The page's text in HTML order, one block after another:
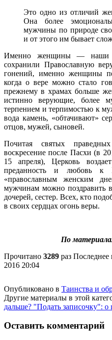
Это одно из отличий
Она более
мужчины по природе
и от этого им бывает
Именно женщины — наши
сохранили Православную
гонений, именно женщины
когда о вере можно стало
прежнему в храмах больше
истинно верующие, более
терпением и терпимостью к
вода камень, «обтачивают»
отцов, мужей, сыновей.
Почитая святых
воскресение после Пасхи (в
15 апреля), Церковь
преданность и любовь к
«православным женским
мужчинам можно
дочерей, сестер. Всех, кто
в своих сердцах огонь веры.
По
Прочитано 3289 раз
2016 20:04
Опубликовано в Таинства и
Другие материалы в этой
дальше? "Подать записочку": о
Оставить комментарий